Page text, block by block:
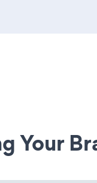
Your